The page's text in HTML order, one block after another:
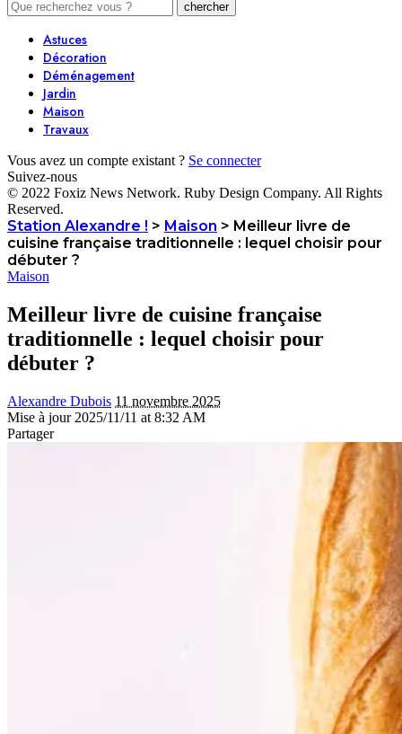
Astuces
Décoration
Déménagement
Jardin
Maison
Travaux
Vous avez un compte existant ? Se connecter
Suivez-nous
© 2022 Foxiz News Network. Ruby Design Company. All Rights
Reserved.
Station Alexandre ! > Maison > Meilleur livre de
cuisine française traditionnelle : lequel choisir pour
débuter ?
Maison
Meilleur livre de cuisine française
traditionnelle : lequel choisir pour
débuter ?
Alexandre Dubois 11 novembre 2025
Mise à jour 2025/11/11 at 8:32 AM
Partager